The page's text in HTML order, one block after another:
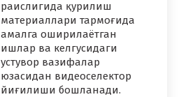
раислигида қурилиш
материаллари тармоғида
амалга оширилаётган
ишлар ва келгусидаги
устувор вазифалар
юзасидан видеоселектор
йиғилиши бошланади.